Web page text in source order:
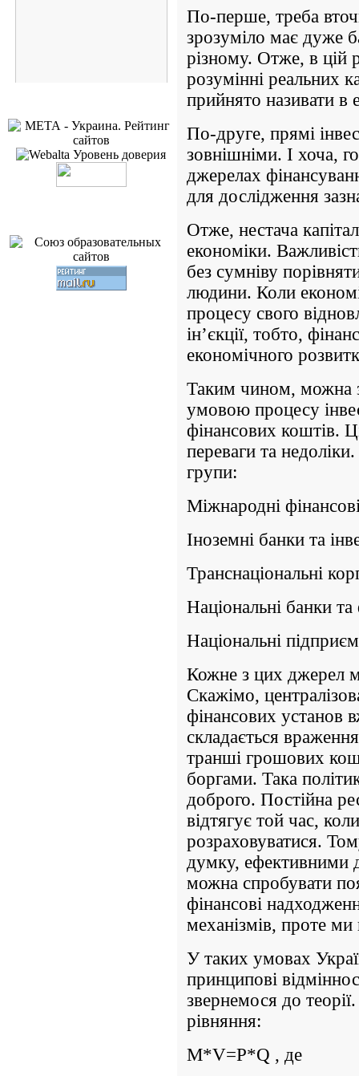
По-перше, треба
зрозуміло має дуже
різному. Отже, в цій
розумінні реальних
прийнято називати в
По-друге, прямі
зовнішніми. І хоча,
джерелах
для дослідження
Отже, нестача
економіки.
без сумніву
людини. Коли
процесу свого
ін’єкції, тобто,
економічного
Таким чином, можна
умовою процесу
фінансових коштів.
переваги та
групи:
Міжнародні
Іноземні банки та
Транснаціональні
Національні банки
Національні
Кожне з цих джерел
Скажімо,
фінансових установ
складається
транші грошових
боргами. Така
доброго. Постійна
відтягує той час,
розраховуватися.
думку, ефективними
можна спробувати
фінансові
механізмів, проте ми
У таких умовах
принципові
звернемося до
рівняння:
M*V=P*Q , де